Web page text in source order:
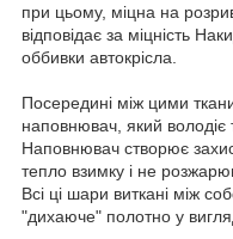
при цьому, міцна на
відповідає за міцність
оббивки автокрісла.
Посередині між цими
наповнювач, який володіє
Наповнювач створює
тепло взимку і не
Всі ці шари виткані між
"дихаюче" полотно у